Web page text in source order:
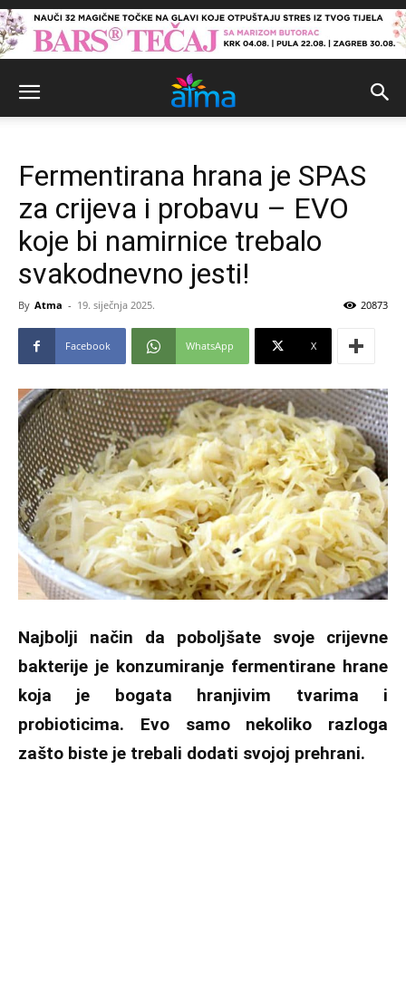
Fermentirana hrana je SPAS
za crijeva i probavu – EVO
koje bi namirnice trebalo
svakodnevno jesti!
By Atma - 19. siječnja 2025. 20873
Facebook WhatsApp X
Najbolji način da poboljšate svoje crijevne
bakterije je konzumiranje fermentirane hrane
koja je bogata hranjivim tvarima i
probioticima. Evo samo nekoliko razloga
zašto biste je trebali dodati svojoj prehrani.